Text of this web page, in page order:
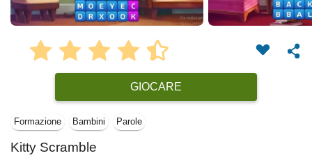
GIOCARE
Formazione Bambini Parole
Kitty Scramble